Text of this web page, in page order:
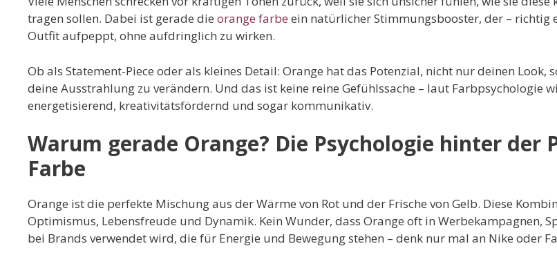
tragen sollen. Dabei ist gerade die orange farbe ein natürlicher Stimmungsbooster, der – richtig
Outfit aufpeppt, ohne aufdringlich zu wirken.
Ob als Statement-Piece oder als kleines Detail: Orange hat das Potenzial, nicht nur deinen Look,
deine Ausstrahlung zu verändern. Und das ist keine reine Gefühlssache – laut Farbpsychologie
energetisierend, kreativitätsfördernd und sogar kommunikativ.
Warum gerade Orange? Die Psychologie hinter der
Farbe
Orange ist die perfekte Mischung aus der Wärme von Rot und der Frische von Gelb. Diese
Optimismus, Lebensfreude und Dynamik. Kein Wunder, dass Orange oft in Werbekampagnen,
bei Brands verwendet wird, die für Energie und Bewegung stehen – denk nur mal an Nike oder